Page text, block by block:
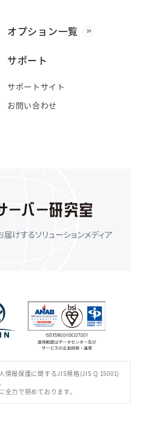
オプション一覧
サポート
サポートサイト
お問い合わせ
情報保護に関するJIS規格(JIS Q 15001)
全力で努めております。